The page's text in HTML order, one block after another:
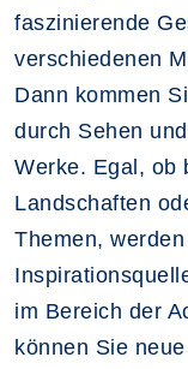
faszinierende
verschiedenen
Dann kommen
durch Sehen
Werke. Egal, ob
Landschaften
Themen,
im Bereich der
können Sie